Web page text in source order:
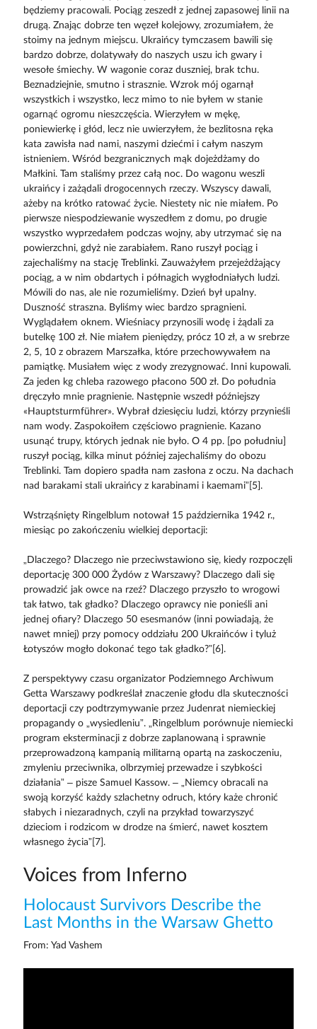
będziemy pracowali. Pociąg zeszedł z jednej zapasowej linii na
drugą. Znając dobrze ten węzeł kolejowy, zrozumiałem, że
stoimy na jednym miejscu. Ukraińcy tymczasem bawili się
bardzo dobrze, dolatywały do naszych uszu ich gwary i
wesołe śmiechy. W wagonie coraz duszniej, brak tchu.
Beznadziejnie, smutno i strasznie. Wzrok mój ogarnął
wszystkich i wszystko, lecz mimo to nie byłem w stanie
ogarnąć ogromu nieszczęścia. Wierzyłem w mękę,
poniewierkę i głód, lecz nie uwierzyłem, że bezlitosna ręka
kata zawisła nad nami, naszymi dziećmi i całym naszym
istnieniem. Wśród bezgranicznych mąk dojeżdżamy do
Małkini. Tam staliśmy przez całą noc. Do wagonu weszli
ukraińcy i zażądali drogocennych rzeczy. Wszyscy dawali,
ażeby na krótko ratować życie. Niestety nic nie miałem. Po
pierwsze niespodziewanie wyszedłem z domu, po drugie
wszystko wyprzedałem podczas wojny, aby utrzymać się na
powierzchni, gdyż nie zarabiałem. Rano ruszył pociąg i
zajechaliśmy na stację Treblinki. Zauważyłem przejeżdżający
pociąg, a w nim obdartych i półnagich wygłodniałych ludzi.
Mówili do nas, ale nie rozumieliśmy. Dzień był upalny.
Duszność straszna. Byliśmy wiec bardzo spragnieni.
Wyglądałem oknem. Wieśniacy przynosili wodę i żądali za
butelkę 100 zł. Nie miałem pieniędzy, prócz 10 zł, a w srebrze
2, 5, 10 z obrazem Marszałka, które przechowywałem na
pamiątkę. Musiałem więc z wody zrezygnować. Inni kupowali.
Za jeden kg chleba razowego płacono 500 zł. Do południa
dręczyło mnie pragnienie. Następnie wszedł późniejszy
«Hauptsturmführer». Wybrał dziesięciu ludzi, którzy przynieśli
nam wody. Zaspokoiłem częściowo pragnienie. Kazano
usunąć trupy, których jednak nie było. O 4 pp. [po południu]
ruszył pociąg, kilka minut później zajechaliśmy do obozu
Treblinki. Tam dopiero spadła nam zasłona z oczu. Na dachach
nad barakami stali ukraińcy z karabinami i kaemami”[5].
Wstrząśnięty Ringelblum notował 15 października 1942 r.,
miesiąc po zakończeniu wielkiej deportacji:
„Dlaczego? Dlaczego nie przeciwstawiono się, kiedy rozpoczęli
deportację 300 000 Żydów z Warszawy? Dlaczego dali się
prowadzić jak owce na rzeź? Dlaczego przyszło to wrogowi
tak łatwo, tak gładko? Dlaczego oprawcy nie ponieśli ani
jednej ofiary? Dlaczego 50 esesmanów (inni powiadają, że
nawet mniej) przy pomocy oddziału 200 Ukraińców i tyluż
Łotyszów mogło dokonać tego tak gładko?”[6].
Z perspektywy czasu organizator Podziemnego Archiwum
Getta Warszawy podkreślał znaczenie głodu dla skuteczności
deportacji czy podtrzymywanie przez Judenrat niemieckiej
propagandy o „wysiedleniu”. „Ringelblum porównuje niemiecki
program eks­terminacji z dobrze zaplanowaną i sprawnie
przeprowadzoną kampanią militarną opartą na zaskoczeniu,
zmyleniu przeciwnika, olbrzymiej prze­wadze i szybkości
działania” – pisze Samuel Kassow. – „Niemcy obracali na
swoją korzyść każdy szlachetny odruch, który każe chronić
słabych i niezaradnych, czyli na przykład towarzyszyć
dzieciom i rodzicom w drodze na śmierć, nawet kosztem
własnego życia”[7].
Voices from Inferno
Holocaust Survivors Describe the
Last Months in the Warsaw Ghetto
From: Yad Vashem